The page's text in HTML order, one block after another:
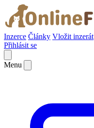
Inzerce Články Vložit inzerát
Přihlásit se
Menu